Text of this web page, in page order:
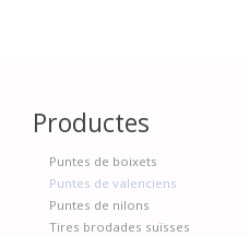
Productes
Puntes de boixets
Puntes de valenciens
Puntes de nilons
Tires brodades suïsses